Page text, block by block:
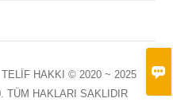

TELİF HAKKI © 2020 ~ 2025
TÜM HAKLARI SAKLIDIR